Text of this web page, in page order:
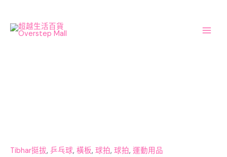
content
Tibhar挺拔, 乒乓球, 橫板, 球拍, 球拍, 運動用品
(削